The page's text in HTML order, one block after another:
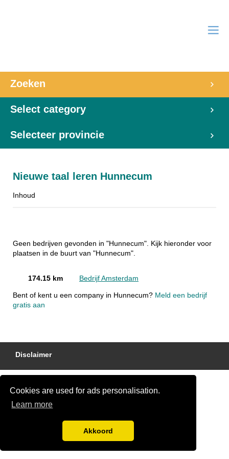
Cookies are used for ads personalisation.
Learn more
Akkoord
Zoeken
Select category
Selecteer provincie
Nieuwe taal leren Hunnecum
Inhoud
Geen bedrijven gevonden in "Hunnecum". Kijk hieronder voor
plaatsen in de buurt van "Hunnecum".
174.15 km Bedrijf Amsterdam
Bent of kent u een company in Hunnecum? Meld een bedrijf
gratis aan
Disclaimer